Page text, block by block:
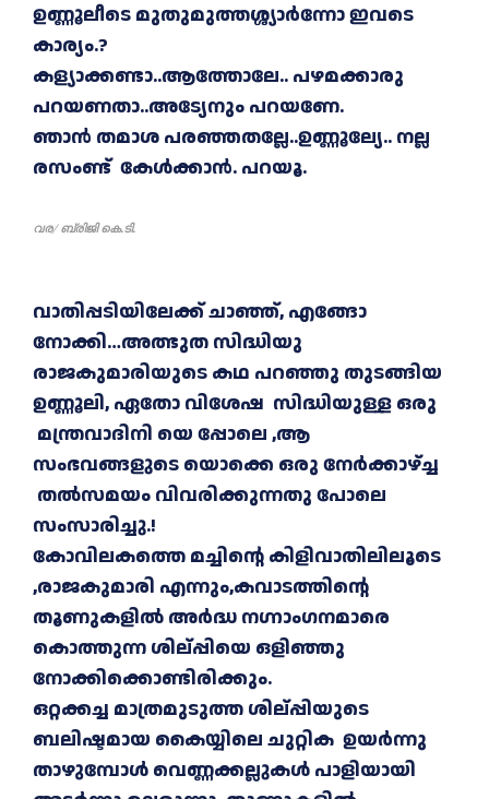
ഉണ്ണൂലീടെ മുതുമുത്തശ്ശ്യാർന്നോ ഇവടെ
കാര്യം.?
കള്യാക്കണ്ടാ..ആത്തോലേ.. പഴമക്കാരു
പറയണതാ..അട്യേനും പറയണേ.
ഞാൻ തമാശ പരഞ്ഞതല്ലേ..ഉണ്ണൂല്യേ.. നല്ല
രസംണ്ട് കേൾക്കാൻ. പറയൂ.
വര/ ബ്രിജി കെ.ടി.
വാതിപ്പടിയിലേക്ക് ചാഞ്ഞ്, എങ്ങോ
നോക്കി…അത്ഭുത സിദ്ധിയു
രാജകുമാരിയുടെ കഥ പറഞ്ഞു തുടങ്ങിയ
ഉണ്ണൂലി, ഏതോ വിശേഷ സിദ്ധിയുള്ള ഒരു
മന്ത്രവാദിനി യെ പ്പോലെ ,ആ
സംഭവങ്ങളുടെ യൊക്കെ ഒരു നേർക്കാഴ്ച്ച
തൽസമയം വിവരിക്കുന്നതു പോലെ
സംസാരിച്ചു.!
കോവിലകത്തെ മച്ചിന്റെ കിളിവാതിലിലൂടെ
,രാജകുമാരി എന്നും,കവാടത്തിന്റെ
തൂണുകളിൽ അർദ്ധ നഗ്നാംഗനമാരെ
കൊത്തുന്ന ശില്പ്പിയെ ഒളിഞ്ഞു
നോക്കിക്കൊണ്ടിരിക്കും.
ഒറ്റക്കച്ച മാത്രമുടുത്ത ശില്പ്പിയുടെ
ബലിഷ്ടമായ കൈയ്യിലെ ചുറ്റിക ഉയർന്നു
താഴുമ്പോൾ വെണ്ണക്കല്ലുകൾ പാളിയായി